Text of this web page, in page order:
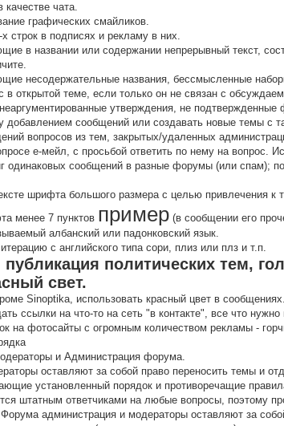
чата.
графических смайликов.
строк в подписях и рекламу в них.
в названии или содержании непрерывный текст,
несодержательные названия, бессмысленные
в открытой теме, если только он не связан с
утверждения, не
добавлением сообщений или создавать новые темы
вопросов из тем, закpытых/удаленных
е-мейл, с просьбой ответить по нему на вопрос.
одинаковых сообщений в разные форумы (или спам);
шрифта большого размера с целью привлечения к
менее 7 пунктов пример (в сообщении его
албанский или падонковский язык.
с английского типа сори, плиз или плз и т.п.
политических тем,
свет.
Sinoptika, использовать красный цвет в сообщениях.
ссылки на что-то на сеть "в контакте", все что
на фотосайты с огромным количеством рекламы -
и Администрация форума.
оставляют за собой право переносить темы и
установленный порядок и противоречащие
штатным ответчиками на любые вопросы, поэтому
администрация и модераторы оставляют за